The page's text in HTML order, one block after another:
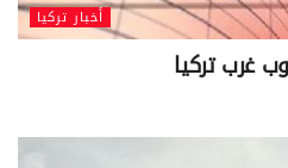
أخبار تركيا
غرب تركيا